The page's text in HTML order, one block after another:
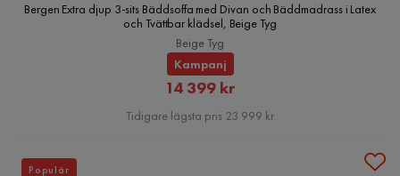
Bergen Extra djup 3-sits Bäddsoffa med Divan och Bäddmadrass i Latex
och Tvättbar klädsel, Beige Tyg
Beige Tyg
Kampanj
Rabatterat
Pris
14 399 kr
Tidigare lägsta pris 23 999 kr
Populär